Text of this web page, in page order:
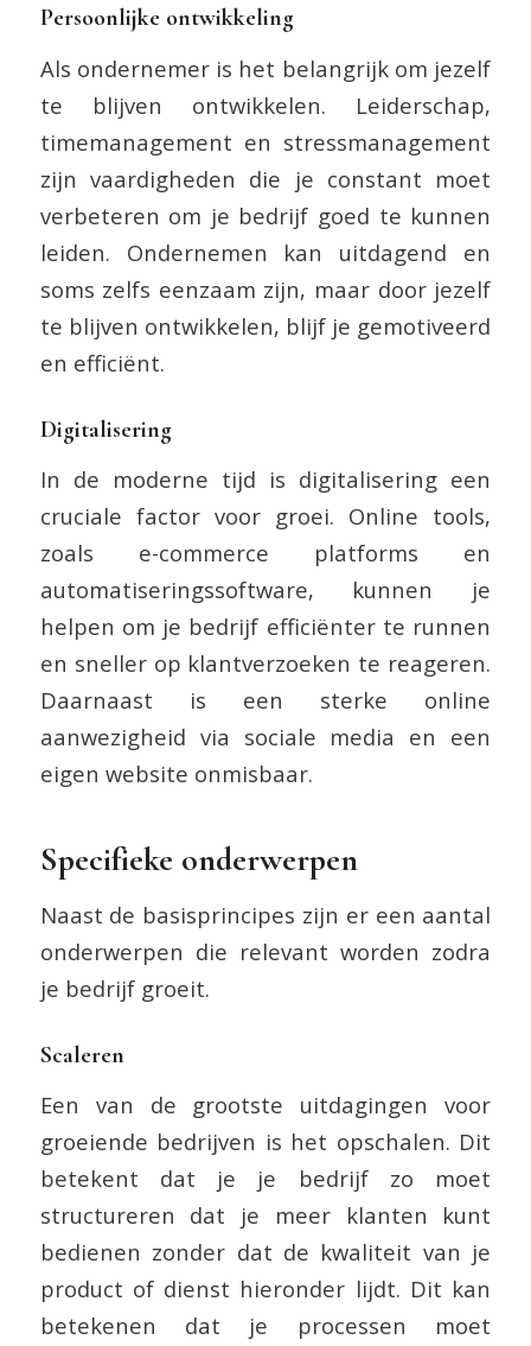
Persoonlijke ontwikkeling
Als ondernemer is het belangrijk om jezelf
te blijven ontwikkelen. Leiderschap,
timemanagement en stressmanagement
zijn vaardigheden die je constant moet
verbeteren om je bedrijf goed te kunnen
leiden. Ondernemen kan uitdagend en
soms zelfs eenzaam zijn, maar door jezelf
te blijven ontwikkelen, blijf je gemotiveerd
en efficiënt.
Digitalisering
In de moderne tijd is digitalisering een
cruciale factor voor groei. Online tools,
zoals e-commerce platforms en
automatiseringssoftware, kunnen je
helpen om je bedrijf efficiënter te runnen
en sneller op klantverzoeken te reageren.
Daarnaast is een sterke online
aanwezigheid via sociale media en een
eigen website onmisbaar.
Specifieke onderwerpen
Naast de basisprincipes zijn er een aantal
onderwerpen die relevant worden zodra
je bedrijf groeit.
Scaleren
Een van de grootste uitdagingen voor
groeiende bedrijven is het opschalen. Dit
betekent dat je je bedrijf zo moet
structureren dat je meer klanten kunt
bedienen zonder dat de kwaliteit van je
product of dienst hieronder lijdt. Dit kan
betekenen dat je processen moet